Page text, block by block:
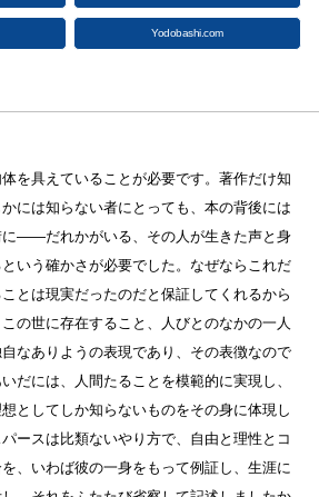
Yodobashi.com
体を具えていることが必要です。著作だけ知
には知らない者にとっても、本の背後には
——だれかがいる、その人が生きた声と身
いう確かさが必要でした。なぜならこれだ
とは現実だったのだと保証してくれるから
の世に存在すること、人びとのなかの一人
なありようの表現であり、その表徴なので
だには、人間たることを模範的に実現し、
としてしか知らないものをその身に体現し
ースは比類ないやり方で、自由と理性とコ
、いわば彼の一身をもって例証し、生涯に